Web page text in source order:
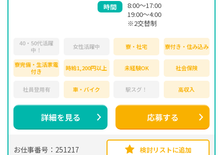
時間
8:00～17:00
19:00～4:00
※2交替制
40・50代活躍
中！
女性活躍中 寮・社宅 寮付き・住み込み
寮完備・生活家電
付き
時給1,200円以上 未経験OK 社会保険
社員登用有 車・バイク 駅スグ！ 高収入
詳細を見る 応募する
お仕事番号：251217 検討リストに追加